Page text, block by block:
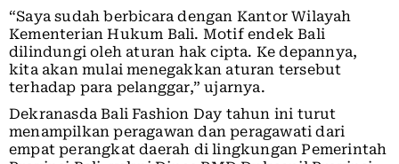
“Saya sudah berbicara dengan Kantor Wilayah
Kementerian Hukum Bali. Motif endek Bali
dilindungi oleh aturan hak cipta. Ke depannya,
kita akan mulai menegakkan aturan tersebut
terhadap para pelanggar,” ujarnya.
Dekranasda Bali Fashion Day tahun ini turut
menampilkan peragawan dan peragawati dari
empat perangkat daerah di lingkungan Pemerintah